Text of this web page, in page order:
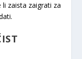
zaista zaigrati za